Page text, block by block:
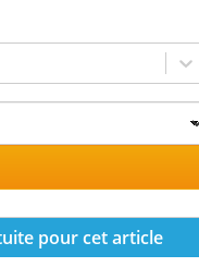
pour cet article